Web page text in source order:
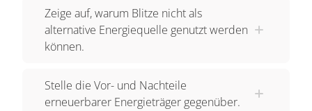
Zeige auf, warum Blitze nicht als
alternative Energiequelle genutzt werden
können.
Stelle die Vor- und Nachteile
erneuerbarer Energieträger gegenüber.